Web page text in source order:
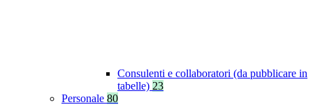
Consulenti e collaboratori (da pubblicare in
tabelle) 23
Personale 80